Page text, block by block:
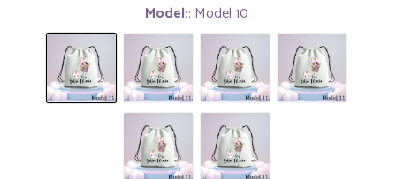
Model:: Model 10